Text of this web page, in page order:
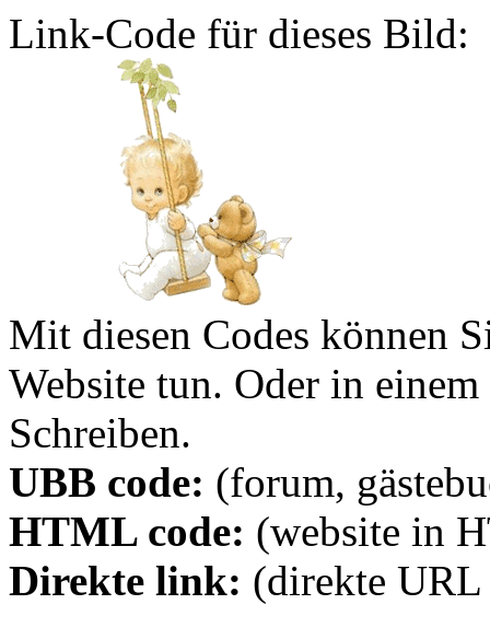
Link-Code für dieses Bild:
Mit diesen Codes können
Website tun. Oder in
Schreiben.
UBB code: (forum,
HTML code: (website in
Direkte link: (direkte